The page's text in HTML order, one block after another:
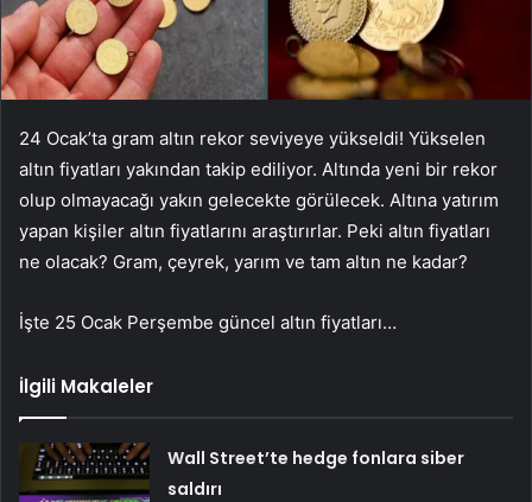
24 Ocak’ta gram altın rekor seviyeye yükseldi! Yükselen
altın fiyatları yakından takip ediliyor. Altında yeni bir rekor
olup olmayacağı yakın gelecekte görülecek. Altına yatırım
yapan kişiler altın fiyatlarını araştırırlar. Peki altın fiyatları
ne olacak? Gram, çeyrek, yarım ve tam altın ne kadar?
İşte 25 Ocak Perşembe güncel altın fiyatları…
İlgili Makaleler
Wall Street’te hedge fonlara siber
saldırı